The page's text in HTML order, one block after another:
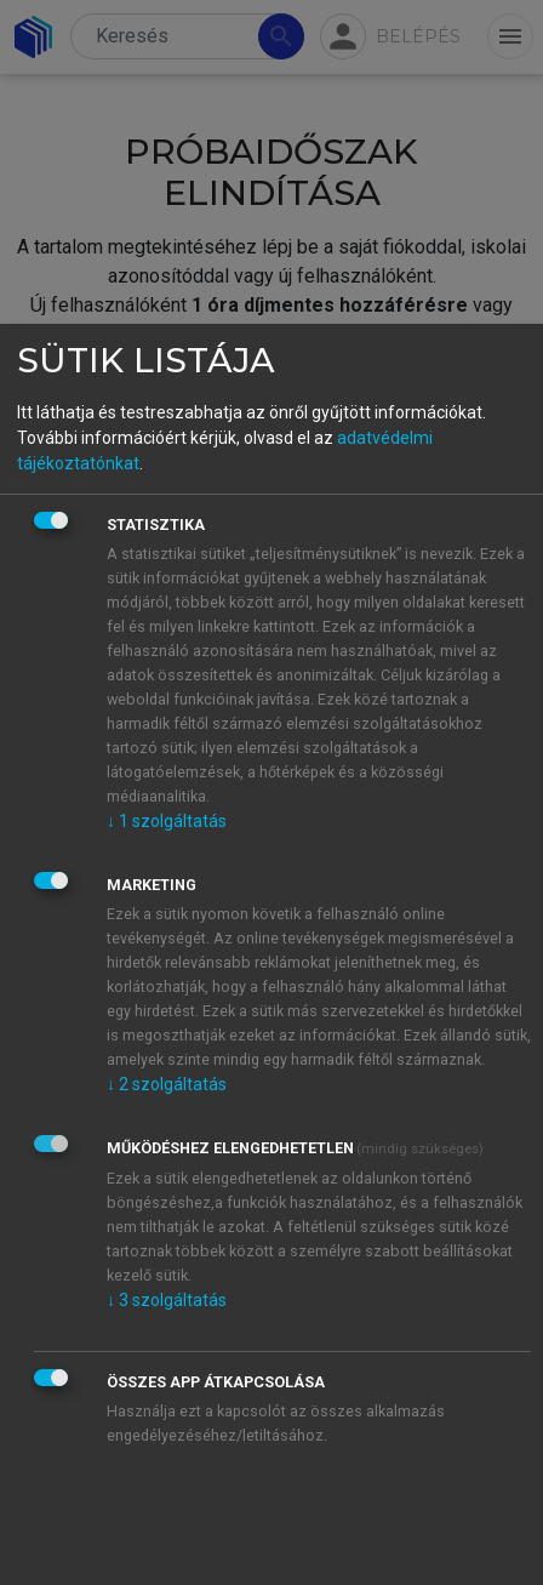
search person BELÉPÉS menu
PRÓBAIDŐSZAK
ELINDÍTÁSA
A tartalom megtekintéséhez lépj be a saját fiókoddal, iskolai
azonosítóddal vagy új felhasználóként.
Új felhasználóként 1 óra díjmentes hozzáférésre vagy
fiókoddal,vagy hozz létre új fiókot.
A regisztráció után apróbaidőszakautomatikusan
BELÉPÉS SAJÁT FIÓKKAL
ÚJ FIÓK LÉTREHOZÁSA
1 óra díjmentes hozzáférés
E-MAIL-CÍM
JELSZÓ
JELSZÓ ÚJRA
Kérek értesítést a MeRSZ újdonságairól, akcióiról.
Kérek értesítést az Akadémiai Kiadó Zrt. újdonságairól,
Adatkezelési tájékoztatóbanfoglaltakat tudomásul
veszem és elfogadom.
Általános vásárlási feltételeket, valamint a szotar.netés a
mersz.huoldalak licencszerződéseiben foglaltakat
tudomásul veszem és elfogadom.
KIPRÓBÁLOM
SÜTIK LISTÁJA
Itt láthatja és testreszabhatja az önről gyűjtött információkat.
További információért kérjük, olvasd el az adatvédelmi
tájékoztatónkat
STATISZTIKA
A statisztikai sütiket „teljesítménysütiknek” is nevezik. Ezek a
sütik információkat gyűjtenek a webhely használatának
módjáról, többek között arról, hogy milyen oldalakat keresett
fel és milyen linkekre kattintott. Ezek az információk a
felhasználó azonosítására nem használhatóak, mivel az
adatok összesítettek és anonimizáltak. Céljuk kizárólag a
weboldal funkcióinak javítása. Ezek közé tartoznak a
harmadik féltől származó elemzési szolgáltatásokhoz
tartozó sütik; ilyen elemzési szolgáltatások a
látogatóelemzések, a hőtérképek és a közösségi
médiaanalitika.
↓ 1 szolgáltatás
MARKETING
Ezek a sütik nyomon követik a felhasználó online
tevékenységét. Az online tevékenységek megismerésével a
hirdetők relevánsabb reklámokat jeleníthetnek meg, és
korlátozhatják, hogy a felhasználó hány alkalommal láthat
egy hirdetést. Ezek a sütik más szervezetekkel és hirdetőkkel
is megoszthatják ezeket az információkat. Ezek állandó sütik,
amelyek szinte mindig egy harmadik féltől származnak.
↓ 2 szolgáltatás
MŰKÖDÉSHEZ ELENGEDHETETLEN (mindig szükséges)
Ezek a sütik elengedhetetlenek az oldalunkon történő
böngészéshez,a funkciók használatához, és a felhasználók
nem tilthatják le azokat. A feltétlenül szükséges sütik közé
tartoznak többek között a személyre szabott beállításokat
kezelő sütik.
↓ 3 szolgáltatás
ÖSSZES APP ÁTKAPCSOLÁSA
Használja ezt a kapcsolót az összes alkalmazás
engedélyezéséhez/letiltásához.